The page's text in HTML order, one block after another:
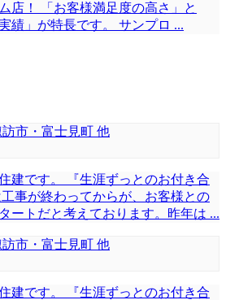
店！ 「お客様満足度の高さ」と
績」が特長です。 サンプロ ...
市・富士見町 他
建です。 『生涯ずっとのお付き合
事が終わってからが、お客様との
ートだと考えております。昨年は ...
市・富士見町 他
建です。 『生涯ずっとのお付き合